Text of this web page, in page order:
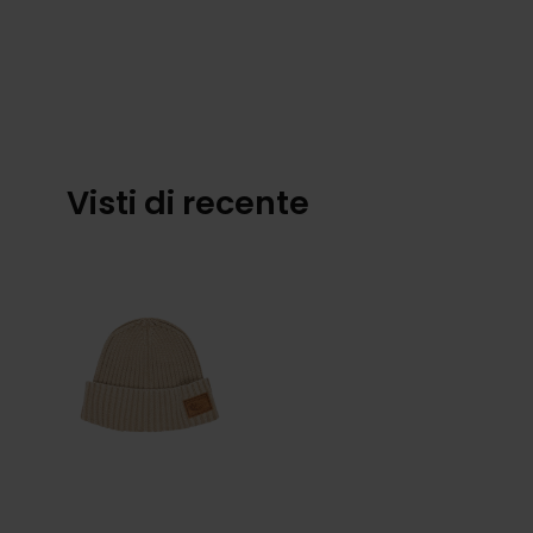
Visti di recente